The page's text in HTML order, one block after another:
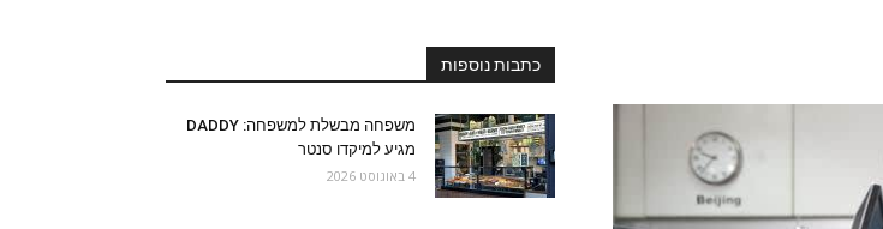
כתבות נוספות
משפחה מבשלת למשפחה: DADDY
מגיע למיקדו סנטר
4 באוגוסט 2026